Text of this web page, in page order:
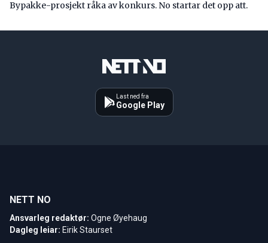
Bypakke-prosjekt råka av konkurs. No startar det opp att.
Last ned fra
Google Play
NETT NO
Ansvarleg redaktør: Ogne Øyehaug
Dagleg leiar: Eirik Staurset